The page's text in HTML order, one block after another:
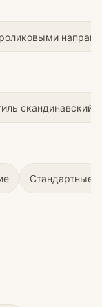
скандинавский
Стандартные